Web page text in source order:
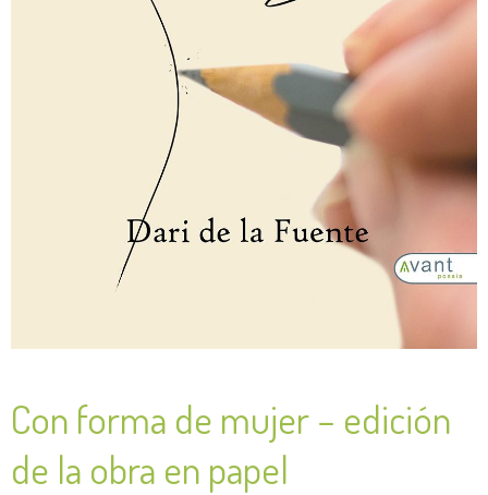
Con forma de mujer – edición
de la obra en papel